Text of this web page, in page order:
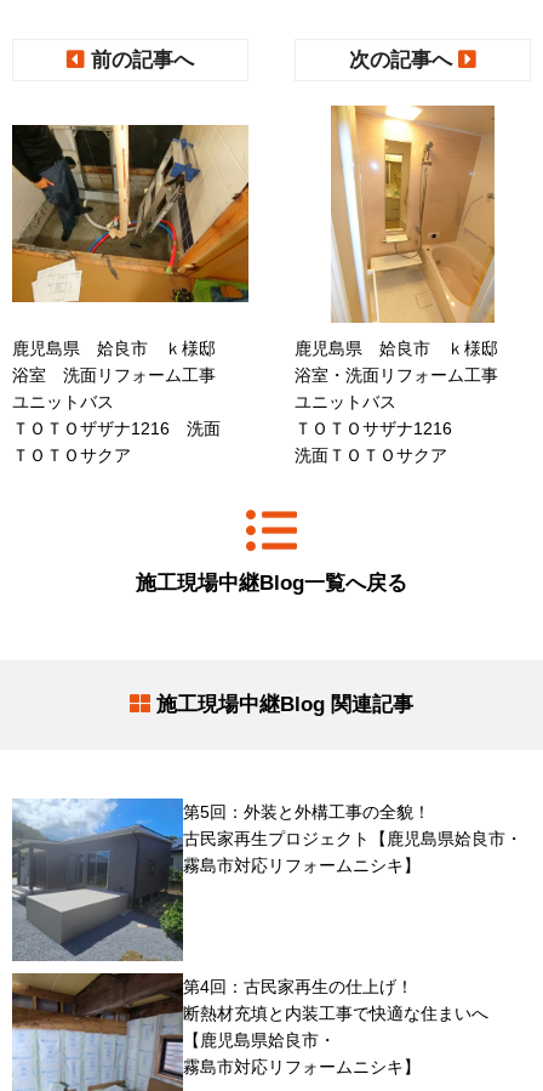
前の記事へ
鹿児島県 姶良市 ｋ様邸
浴室 洗面リフォーム工事
ユニットバス
ＴＯＴＯザザナ1216 洗面
ＴＯＴＯサクア
施工現場中継Blog一覧へ戻る
次の記事へ
鹿児島県 姶良市 ｋ様邸
浴室・洗面リフォーム工事
ユニットバス
ＴＯＴＯサザナ1216
洗面ＴＯＴＯサクア
施工現場中継Blog 関連記事
第5回：外装と外構工事の全貌！
古民家再生プロジェクト【鹿児島県姶良市・
霧島市対応リフォームニシキ】
第4回：古民家再生の仕上げ！
断熱材充填と内装工事で快適な住まいへ
【鹿児島県姶良市・
霧島市対応リフォームニシキ】